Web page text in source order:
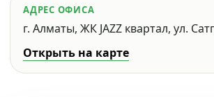
АДРЕС ОФИСА
г. Алматы, ЖК JAZZ квартал, ул.
Открыть на карте